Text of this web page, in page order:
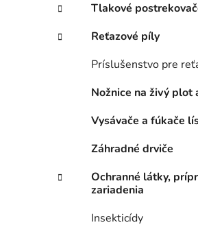
Tlakové
Reťazové píly
Príslušenstvo pre
Nožnice na živý plot
Vysávače a fúkače
Záhradné drviče
Ochranné látky,
zariadenia
Insekticídy